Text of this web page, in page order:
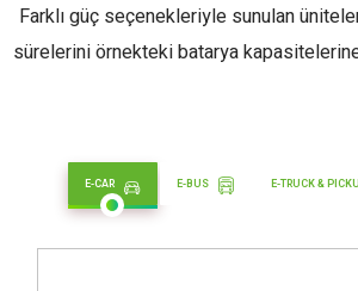
Farklı güç seçenekleriyle sunulan
sürelerini örnekteki batarya
E-CAR E-BUS E-TRUCK &